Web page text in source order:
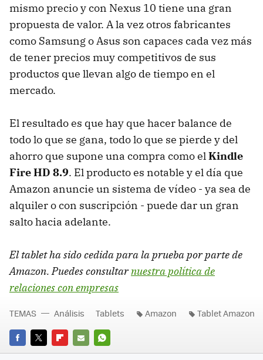
mismo precio y con Nexus 10 tiene una gran
propuesta de valor. A la vez otros fabricantes
como Samsung o Asus son capaces cada vez más
de tener precios muy competitivos de sus
productos que llevan algo de tiempo en el
mercado.
El resultado es que hay que hacer balance de
todo lo que se gana, todo lo que se pierde y del
ahorro que supone una compra como elKindle
Fire HD 8.9. El producto es notable y el día que
Amazon anuncie un sistema de vídeo - ya sea de
alquiler o con suscripción - puede dar un gran
salto hacia adelante.
El tablet ha sido cedida para la prueba por parte de
Amazon. Puedes consultarnuestra política de
relaciones con empresas
FACEBOOK
TWITTERFLIPBOARD
E-
WHATSAPP
TEMAS Análisis Tablets Amazon Tablet Amazon